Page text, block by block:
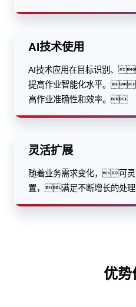
AI技术使用
AI技术应用在目标识别、
提高作业智能化水平。
高作业准确性和效率。
灵活扩展
随着业务需求变化，可
置，满足不断增长的处
优势